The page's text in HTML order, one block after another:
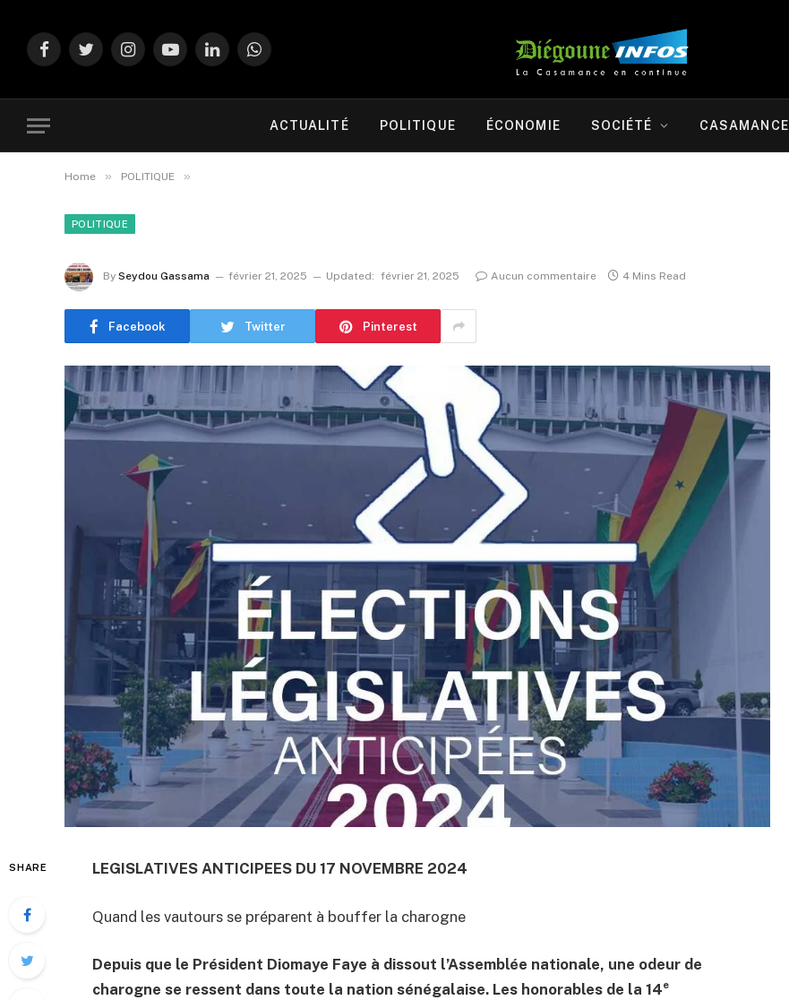
FacebookTwitterInstagramYouTubeLinkedInWhatsApp
ACTUALITÉ POLITIQUE ÉCONOMIE SOCIÉTÉ CASAMANCE
Home » POLITIQUE »
POLITIQUE
By Seydou Gassama février 21, 2025 Updated: février 21, 2025 Aucun commentaire 4 Mins Read
Facebook Twitter Pinterest
SHARE LEGISLATIVES ANTICIPEES DU 17 NOVEMBRE 2024
Quand les vautours se préparent à bouffer la charogne
Depuis que le Président Diomaye Faye à dissout l’Assemblée nationale, une odeur de
charogne se ressent dans toute la nation sénégalaise. Les honorables de la 14e